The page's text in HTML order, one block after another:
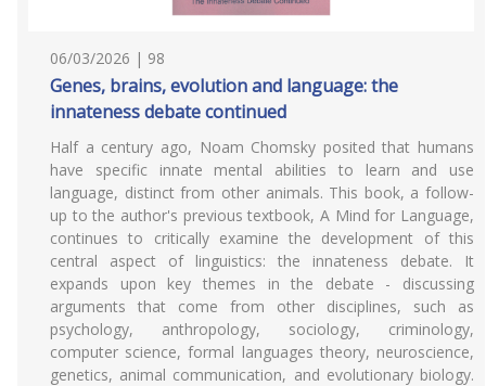
06/03/2026 | 98
Genes, brains, evolution and language: the
innateness debate continued
Half a century ago, Noam Chomsky posited that humans
have specific innate mental abilities to learn and use
language, distinct from other animals. This book, a follow-
up to the author's previous textbook, A Mind for Language,
continues to critically examine the development of this
central aspect of linguistics: the innateness debate. It
expands upon key themes in the debate - discussing
arguments that come from other disciplines, such as
psychology, anthropology, sociology, criminology,
computer science, formal languages theory, neuroscience,
genetics, animal communication, and evolutionary biology.